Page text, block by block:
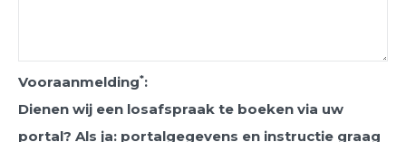
Vooraanmelding*:
Dienen wij een losafspraak te boeken via uw
portal? Als ja: portalgegevens en instructie graag